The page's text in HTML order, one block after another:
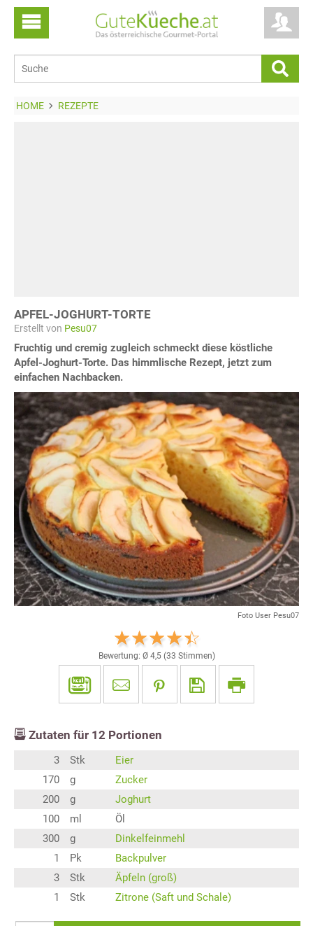
HOME REZEPTE
APFEL-JOGHURT-TORTE
Erstellt von Pesu07
Fruchtig und cremig zugleich schmeckt diese köstliche
Apfel-Joghurt-Torte. Das himmlische Rezept, jetzt zum
einfachen Nachbacken.
Foto User Pesu07
Bewertung: Ø 4,5(33 Stimmen)
Zutaten für 12 Portionen
3 Stk
Eier
170
g
Zucker
200
g
Joghurt
100
ml
Öl
300
g
Dinkelfeinmehl
1
Pk
Backpulver
3
Stk
Äpfeln (groß)
1
Stk Zitrone (Saft und Schale)